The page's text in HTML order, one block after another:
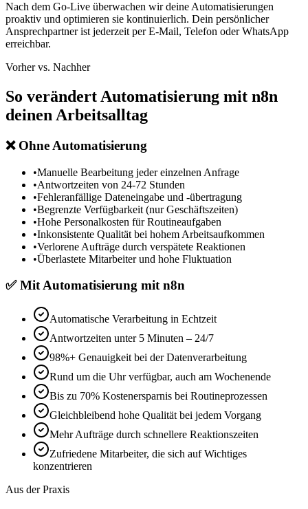
Nach dem Go-Live überwachen wir deine Automatisierungen
proaktiv und optimieren sie kontinuierlich. Dein persönlicher
Ansprechpartner ist jederzeit per E-Mail, Telefon oder WhatsApp
erreichbar.
Vorher vs. Nachher
So verändert Automatisierung mit n8n
deinen Arbeitsalltag
❌Ohne Automatisierung
•Manuelle Bearbeitung jeder einzelnen Anfrage
•Antwortzeiten von 24-72 Stunden
•Fehleranfällige Dateneingabe und -übertragung
•Begrenzte Verfügbarkeit (nur Geschäftszeiten)
•Hohe Personalkosten für Routineaufgaben
•Inkonsistente Qualität bei hohem Arbeitsaufkommen
•Verlorene Aufträge durch verspätete Reaktionen
•Überlastete Mitarbeiter und hohe Fluktuation
✅MitAutomatisierung mit n8n
Automatische Verarbeitung in Echtzeit
Antwortzeiten unter 5 Minuten – 24/7
98%+ Genauigkeit bei der Datenverarbeitung
Rund um die Uhr verfügbar, auch am Wochenende
Bis zu 70% Kostenersparnis bei Routineprozessen
Gleichbleibend hohe Qualität bei jedem Vorgang
Mehr Aufträge durch schnellere Reaktionszeiten
Zufriedene Mitarbeiter, die sich auf Wichtiges
konzentrieren
Aus der Praxis